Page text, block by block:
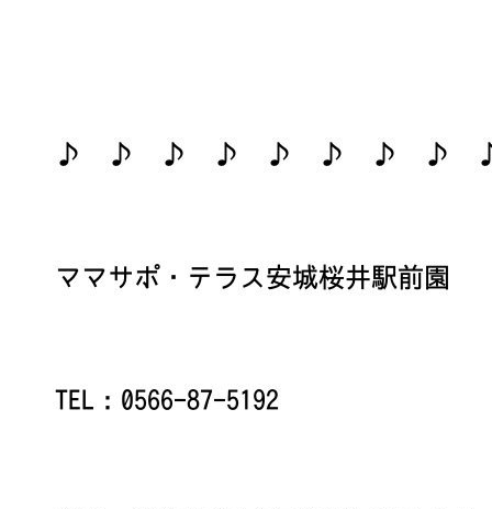
♪ ♪ ♪ ♪ ♪ ♪ ♪
ママサポ・テラス安城桜井駅前園
TEL：0566-87-5192